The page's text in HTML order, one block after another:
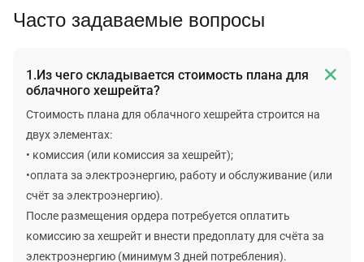
Часто задаваемые вопросы
1.Из чего складывается стоимость плана для
облачного хешрейта?

Стоимость плана для облачного хешрейта строится на
двух элементах:
• комиссия (или комиссия за хешрейт);
•оплата за электроэнергию, работу и обслуживание (или
счёт за электроэнергию).
После размещения ордера потребуется оплатить
комиссию за хешрейт и внести предоплату для счёта за
электроэнергию (минимум 3 дней потребления).